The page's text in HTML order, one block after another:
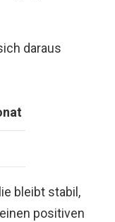
daraus
bleibt stabil,
positiven